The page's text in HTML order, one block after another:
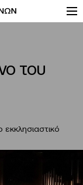
του
εκκλησιαστικό